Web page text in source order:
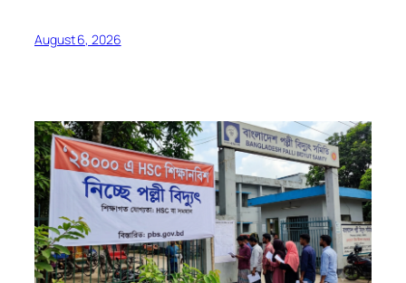
August 6, 2026